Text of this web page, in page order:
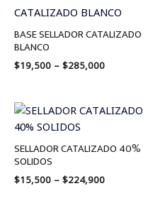
BASE SELLADOR CATALIZADO
BLANCO
$19,500 – $285,000
$19,500
through
$285,000
SELLADOR CATALIZADO 40%
SOLIDOS
$15,500 – $224,900
Price
through
$224,900